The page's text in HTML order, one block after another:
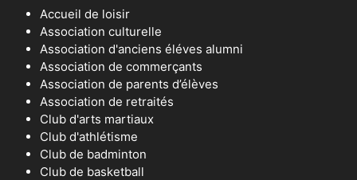
Accueil de loisir
Association culturelle
Association d'anciens éléves alumni
Association de commerçants
Association de parents d’élèves
Association de retraités
Club d'arts martiaux
Club d'athlétisme
Club de badminton
Club de basketball